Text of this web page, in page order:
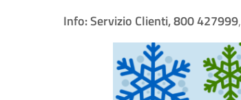
Info: Servizio Clienti, 800 427999,